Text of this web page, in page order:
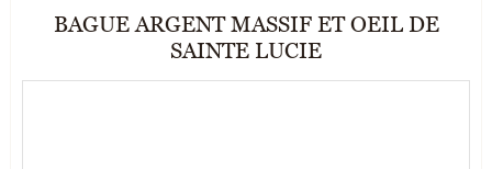
BAGUE ARGENT MASSIF ET OEIL DE
SAINTE LUCIE